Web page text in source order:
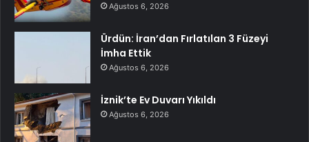
Ağustos 6, 2026
Ürdün: İran’dan Fırlatılan 3 Füzeyi
İmha Ettik
Ağustos 6, 2026
İznik’te Ev Duvarı Yıkıldı
Ağustos 6, 2026